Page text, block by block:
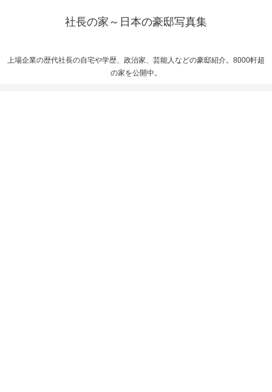
社長の家～日本の豪邸写真集
上場企業の歴代社長の自宅や学歴、政治家、芸能人などの豪邸紹介。8000軒超
の家を公開中。